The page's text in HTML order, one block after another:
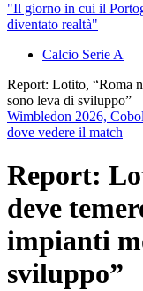
"Il giorno in cui il
diventato realtà"
Calcio Serie A
Report: Lotito, “Roma
sono leva di sviluppo”
Wimbledon 2026,
dove vedere il match
Report:
deve
impianti
sviluppo”